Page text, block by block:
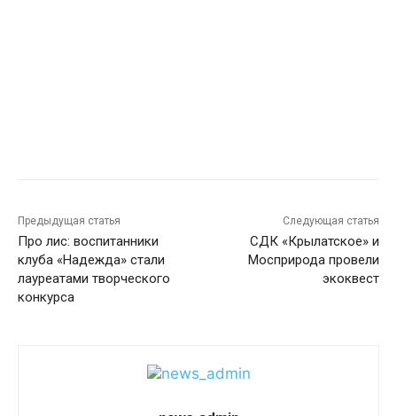
Предыдущая статья
Про лис: воспитанники
клуба «Надежда» стали
лауреатами творческого
конкурса
Следующая статья
СДК «Крылатское» и
Мосприрода провели
экоквест